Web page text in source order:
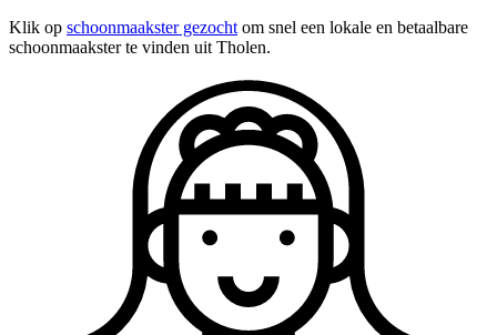
Klik op schoonmaakster gezocht om snel een lokale en betaalbare
schoonmaakster te vinden uit Tholen.